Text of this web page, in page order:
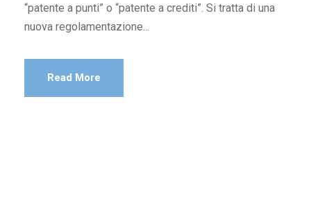
“patente a punti” o “patente a crediti”. Si tratta di una
nuova regolamentazione...
Read More